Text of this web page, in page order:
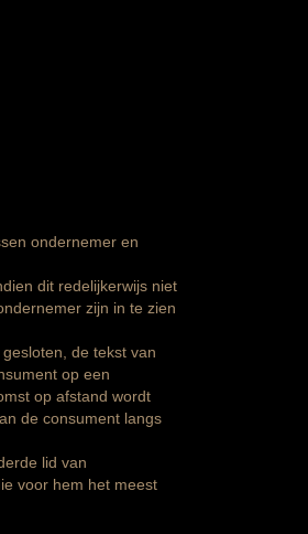
ondernemer en
dit redelijkerwijs niet
zijn in te zien
de tekst van
op een
op afstand wordt
de consument langs
lid van
voor hem het meest